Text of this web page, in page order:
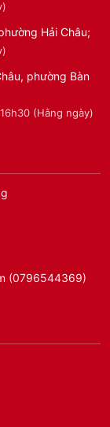
Hải Châu;
phường Bàn
(Hằng ngày)
(0796544369)